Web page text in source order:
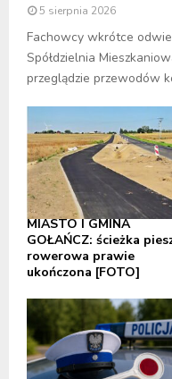
5 sierpnia 2026
Fachowcy wkrótce
Spółdzielnia
przeglądzie przewodów
MIASTO I GMINA
GOŁAŃCZ: ścieżka
rowerowa prawie
ukończona [FOTO]